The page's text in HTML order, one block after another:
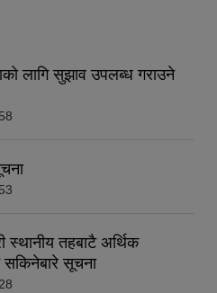
लागि सुझाव उपलब्ध गराउने
स्थानीय तहबाटै अर्थिक
सकिनेबारे सूचना